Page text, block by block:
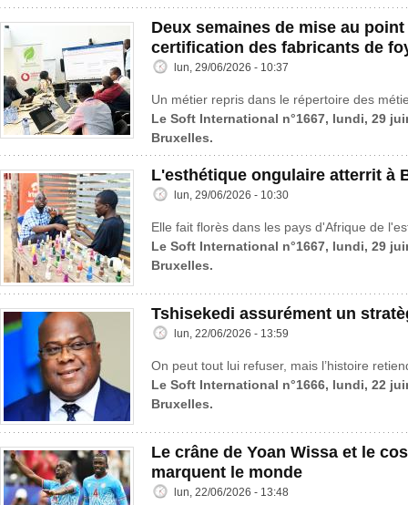
Deux semaines de mise au
certification des fabricants de
lun, 29/06/2026 - 10:37
Un métier repris dans le répertoire des
Le Soft International n°1667, lundi, 29
Bruxelles.
L'esthétique ongulaire atterrit à
lun, 29/06/2026 - 10:30
Elle fait florès dans les pays d'Afrique de
Le Soft International n°1667, lundi, 29
Bruxelles.
Tshisekedi assurément un
lun, 22/06/2026 - 13:59
On peut tout lui refuser, mais l’histoire
Le Soft International n°1666, lundi, 22
Bruxelles.
Le crâne de Yoan Wissa et le
marquent le monde
lun, 22/06/2026 - 13:48